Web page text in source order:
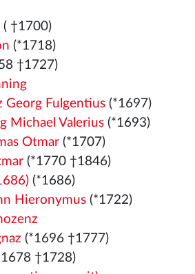
( †1700)
(*1718)
†1727)
Georg Fulgentius(*1697)
Michael Valerius(*1693)
Otmar(*1707)
(*1770 †1846)
(*1686)
Hieronymus(*1722)
(*1696 †1777)
†1728)